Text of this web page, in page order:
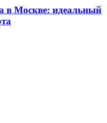
в Москве: идеальный